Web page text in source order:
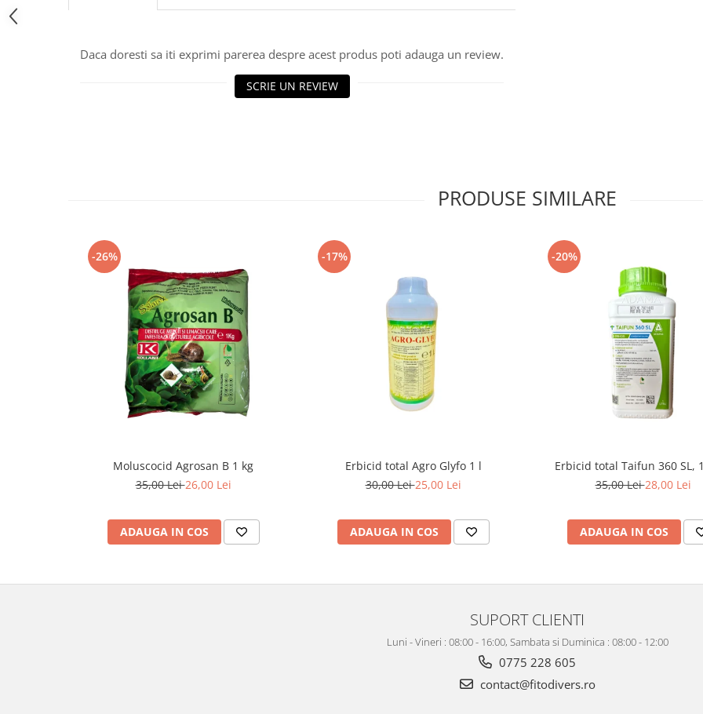
Daca doresti sa iti exprimi parerea despre acest produs poti adauga un review.
SCRIE UN REVIEW
PRODUSE SIMILARE
-26%
Moluscocid Agrosan B 1 kg
35,00 Lei26,00 Lei
ADAUGA IN COS
-17%
Erbicid total Agro Glyfo 1 l
30,00 Lei25,00 Lei
ADAUGA IN COS
-20%
Erbicid total Taifun 360 SL,
35,00 Lei28,00 Lei
ADAUGA IN COS
SUPORT CLIENTI
Luni - Vineri : 08:00 - 16:00, Sambata si Duminica : 08:00 - 12:00
0775 228 605
contact@fitodivers.ro